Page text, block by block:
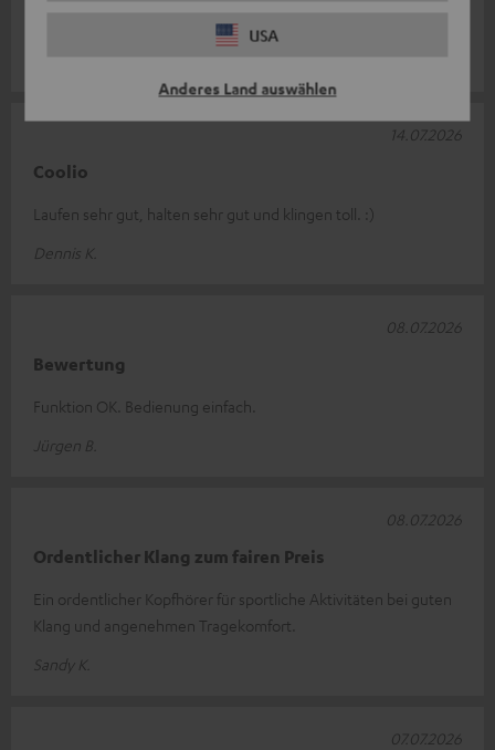
USA
Anderes Land auswählen
Wie von Teufel gewohnt, Qualität auf höchstem Niveau.
Coolio
Laufen sehr gut, halten sehr gut und klingen toll. :)
Dennis K.
14.07.2026
Bewertung
Funktion OK. Bedienung einfach.
Jürgen B.
08.07.2026
Ordentlicher Klang zum fairen Preis
Ein ordentlicher Kopfhörer für sportliche Aktivitäten bei guten
Klang und angenehmen Tragekomfort.
Sandy K.
08.07.2026
07.07.2026